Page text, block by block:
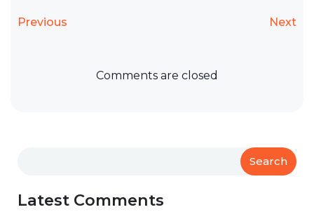
Previous Next
Comments are closed
Search
Latest Comments